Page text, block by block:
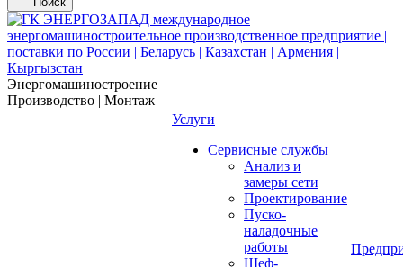
Энергомашиностроение
Производство | Монтаж
Услуги
Сервисные службы
Анализ и
замеры сети
Проектирование
Пуско-
наладочные
работы
Шеф-